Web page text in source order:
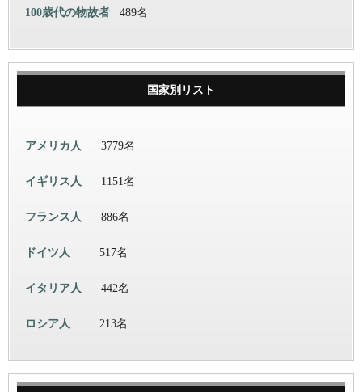
100歳代の物故者 489名
国家別リスト
アメリカ人 3779名
イギリス人 1151名
フランス人 886名
ドイツ人 517名
イタリア人 442名
ロシア人 213名